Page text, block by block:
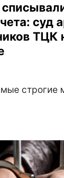
суд
ТЦК
строгие